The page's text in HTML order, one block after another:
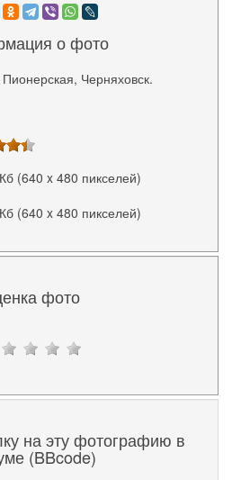
о фото
Черняховск.
(640 x 480 пикселей)
(640 x 480 пикселей)
фото
на эту фотографию в
(BBcode)